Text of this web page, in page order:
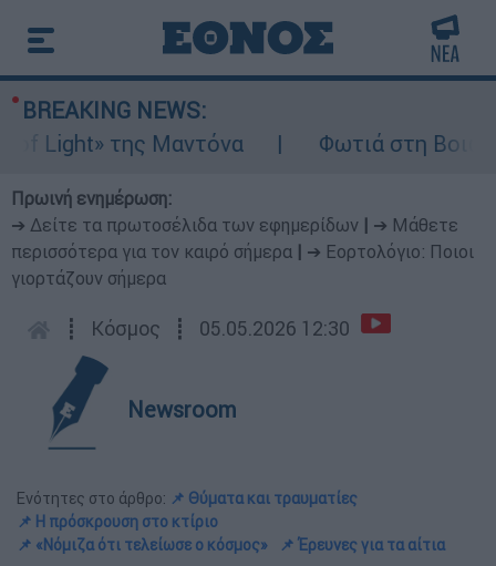
BREAKING NEWS:
της Μαντόνα
Φωτιά στη Βοιωτία:
Πρωινή ενημέρωση:
➔ Δείτε τα πρωτοσέλιδα των εφημερίδων
➔ Μάθετε
περισσότερα για τον καιρό σήμερα
➔ Εορτολόγιο: Ποιοι
γιορτάζουν σήμερα
┋ Κόσμος ┋ 05.05.2026 12:30
Newsroom
Ενότητες στο άρθρο: 📌 Θύματα και τραυματίες
📌 Η πρόσκρουση στο κτίριο
📌 «Νόμιζα ότι τελείωσε ο κόσμος»
📌 Έρευνες για τα αίτια